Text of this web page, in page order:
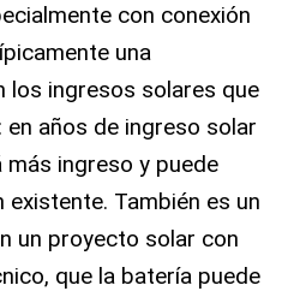
con conexión
una
los ingresos solares que
años de ingreso solar
más ingreso y puede
También es un
un proyecto solar con
que la batería puede